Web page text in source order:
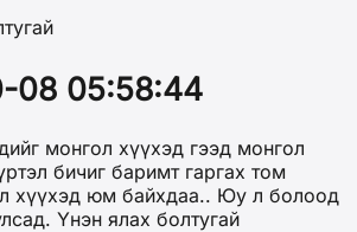
08 05:58:44
монгол хүүхэд гээд монгол
бичиг баримт гаргах том
хүүхэд юм байхдаа.. Юу л болоод
Үнэн ялах болтугай